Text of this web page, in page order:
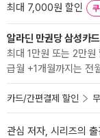
최대 7,000원 할인
알라딘 만권당 삼성카
최대 1만원 또는 2만
급월 +1개월까지는 전
카드/간편결제 할인
관심 저자, 시리즈의